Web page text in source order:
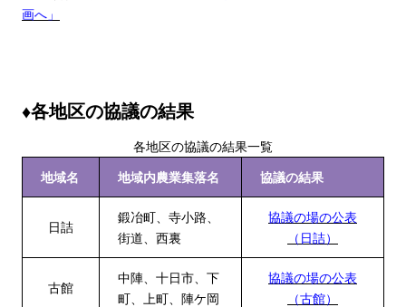
画へ」
♦各地区の協議の結果
各地区の協議の結果一覧
地域名
地域内農業集落名 協議の結果
日詰
鍛冶町、寺小路、
街道、西裏
協議の場の公表
（日詰）
古館
中陣、十日市、下
町、上町、陣ケ岡
協議の場の公表
（古館）